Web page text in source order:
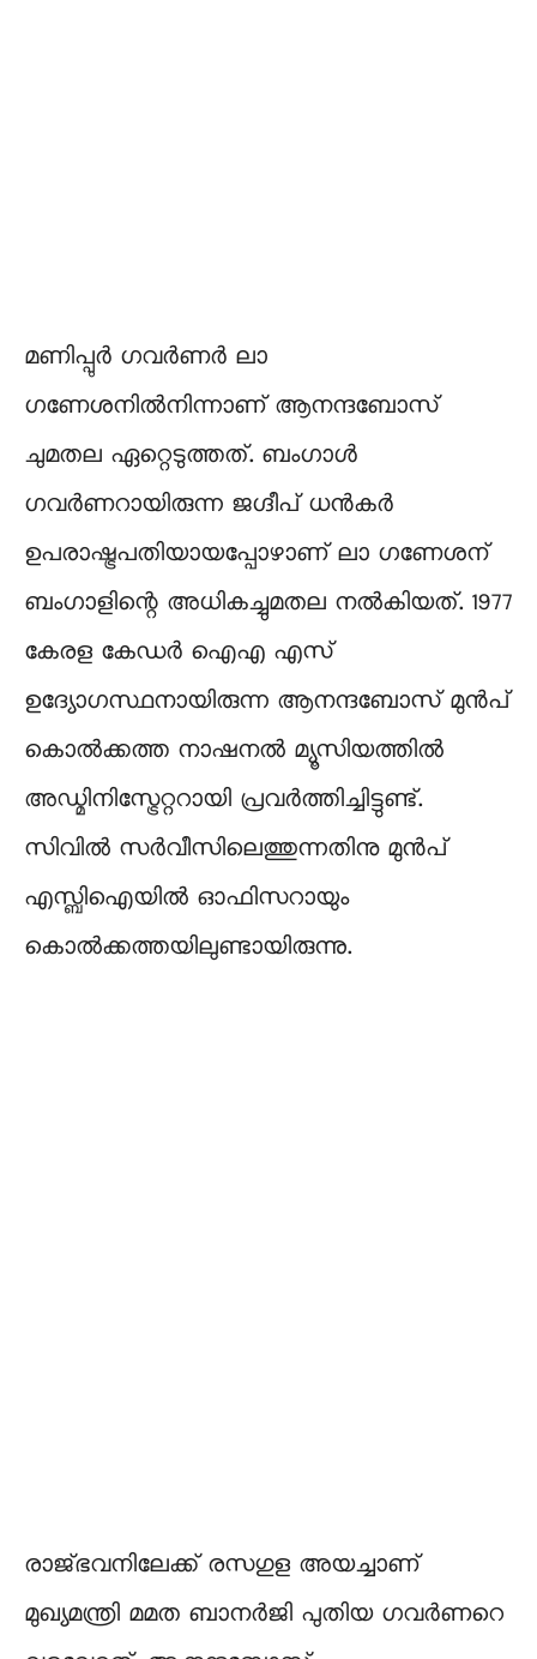
മണിപ്പുർ ഗവർണർ ലാ
ഗണേശനിൽനിന്നാണ് ആനന്ദബോസ്
ചുമതല ഏറ്റെടുത്തത്. ബംഗാൾ
ഗവർണറായിരുന്ന ജഗ്ദീപ് ധൻകർ
ഉപരാഷ്ട്രപതിയായപ്പോഴാണ് ലാ ഗണേശന്
ബംഗാളിന്റെ അധികച്ചുമതല നൽകിയത്. 1977
കേരള കേഡർ ഐഎ എസ്
ഉദ്യോഗസ്ഥനായിരുന്ന ആനന്ദബോസ് മുൻപ്
കൊൽക്കത്ത നാഷനൽ മ്യൂസിയത്തിൽ
അഡ്മിനിസ്ട്രേറ്ററായി പ്രവർത്തിച്ചിട്ടുണ്ട്.
സിവിൽ സർവീസിലെത്തുന്നതിനു മുൻപ്
എസ്ബിഐയിൽ ഓഫിസറായും
കൊൽക്കത്തയിലുണ്ടായിരുന്നു.
രാജ്ഭവനിലേക്ക് രസഗുള അയച്ചാണ്
മുഖ്യമന്ത്രി മമത ബാനർജി പുതിയ ഗവർണറെ